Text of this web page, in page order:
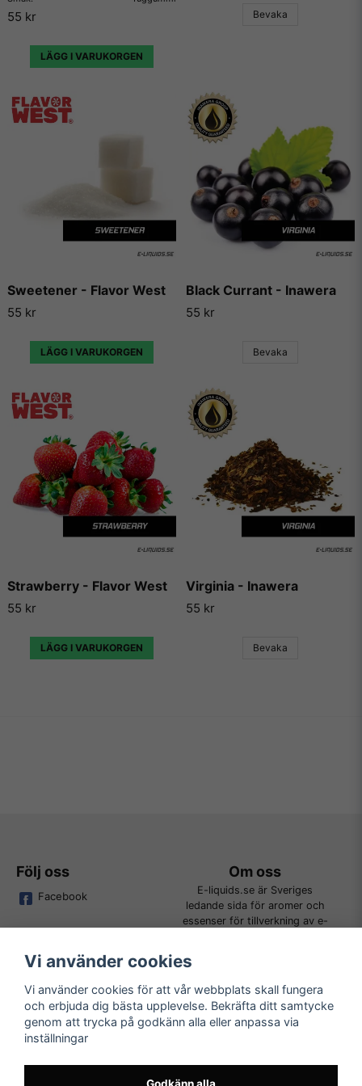
55 kr
LÄGG I VARUKORGEN
Bevaka
Sweetener - Flavor West
55 kr
LÄGG I VARUKORGEN
Black Currant - Inawera
55 kr
Bevaka
Strawberry - Flavor West
55 kr
LÄGG I VARUKORGEN
Virginia - Inawera
55 kr
Bevaka
hemsidor som enbart har dedikerat sig till att låta användare
lägga ut sina egna e-juice recept. Vi väljer dock att inte länka
något recept på en e-juice vi själva inte har kunnat testa.
Följ oss
Facebook
Om oss
E-liquids.se är Sveriges
ledande sida för aromer och
essenser för tillverkning av e-
Kundtjänst
Tveka inte att kontakta oss på
order@e-liquids.se om du har
några frågor, funderingar eller
önskemål om produkter!
Läs mer
Vi använder cookies
Vi använder cookies för att vår webbplats skall fungera
och erbjuda dig bästa upplevelse. Bekräfta ditt samtycke
genom att trycka på godkänn alla eller anpassa via
inställningar
Godkänn alla